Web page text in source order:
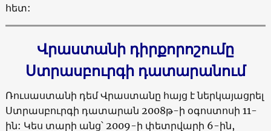
հետ:
Վրաստանի դիրքորոշումը
Ստրասբուրգի դատարանում
Ռուսաստանի դեմ Վրաստանը հայց է ներկայացրել
Ստրասբուրգի դատարան 2008թ-ի օգոստոսի 11-
ին: Կես տարի անց՝ 2009-ի փետրվարի 6-ին,